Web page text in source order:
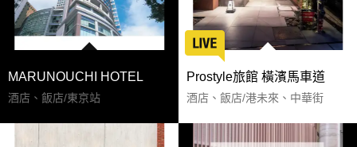
MARUNOUCHI HOTEL
酒店、飯店/東京站
Prostyle旅館 橫濱馬車道
酒店、飯店/港未來、中華街